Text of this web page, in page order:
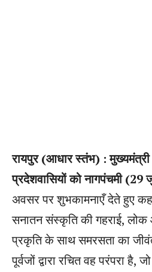
रायपुर (आधार स्तंभ) :
प्रदेशवासियों को नागपंचमी (29
अवसर पर शुभकामनाएँ देते हुए कहा
सनातन संस्कृति की गहराई,
प्रकृति के साथ समरसता का
पूर्वजों द्वारा रचित वह परंपरा